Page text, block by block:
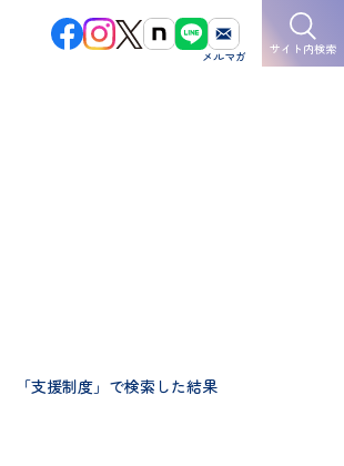
サイト内検索
「支援制度」で検索した結果